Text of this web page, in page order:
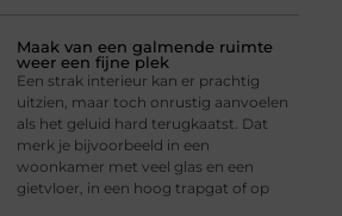
Maak van een galmende ruimte
weer een fijne plek
Een strak interieur kan er prachtig
uitzien, maar toch onrustig aanvoelen
als het geluid hard terugkaatst. Dat
merk je bijvoorbeeld in een
woonkamer met veel glas en een
gietvloer, in een hoog trapgat of op